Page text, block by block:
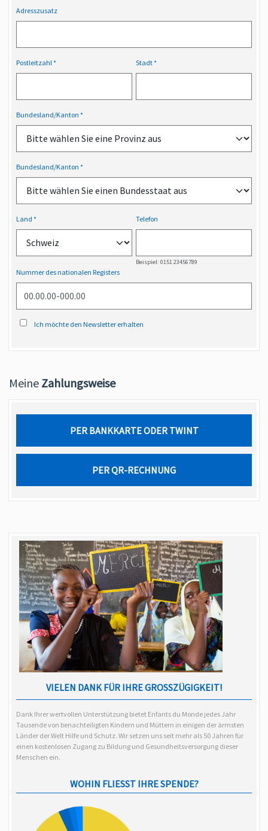
Adresszusatz
Postleitzahl Stadt
Bundesland/Kanton
Bundesland/Kanton
Land Telefon
Beispiel: 0151 23456789
Nummer des nationalen Registers
Ich möchte den Newsletter erhalten
Meine Zahlungsweise
PER BANKKARTE ODER TWINT
PER QR-RECHNUNG
VIELEN DANK FÜR IHRE GROSSZÜGIGKEIT!
Dank Ihrer wertvollen Unterstützung bietet Enfants du Monde jedes Jahr
Tausende von benachteiligten Kindern und Müttern in einigen der ärmsten
Länder der Welt Hilfe und Schutz. Wir setzen uns seit mehr als 50 Jahren für
einen kostenlosen Zugang zu Bildung und Gesundheitsversorgung dieser
Menschen ein.
WOHIN FLIESST IHRE SPENDE?